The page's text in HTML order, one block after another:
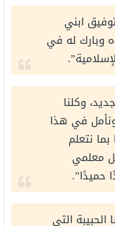
ابني
وبارك له في
وكلنا
في هذا
بما نتعلم
معلمي
حميدًا”.
التي